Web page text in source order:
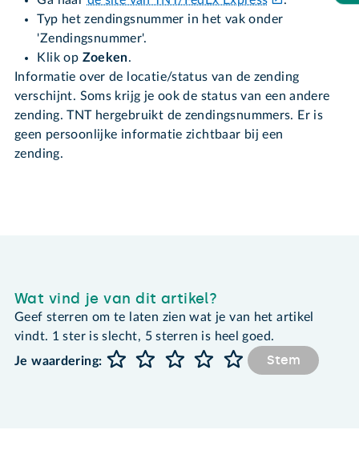
Typ het zendingsnummer in het vak onder
'Zendingsnummer'.
Klik op Zoeken.
Informatie over de locatie/status van de zending
verschijnt. Soms krijg je ook de status van een andere
zending. TNT hergebruikt de zendingsnummers. Er is
geen persoonlijke informatie zichtbaar bij een
zending.
Wat vind je van dit artikel?
Geef sterren om te laten zien wat je van het artikel
vindt. 1 ster is slecht, 5 sterren is heel goed.
Je waardering:
Stem